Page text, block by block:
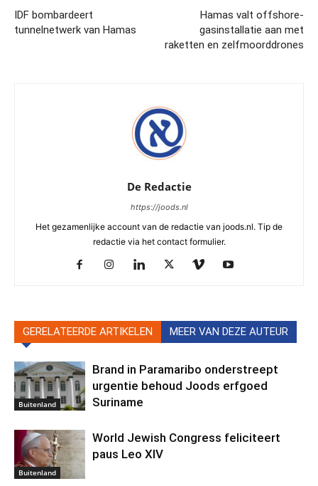
IDF bombardeert
tunnelnetwerk van Hamas
Hamas valt offshore-
gasinstallatie aan met
raketten en zelfmoorddrones
De Redactie
https://joods.nl
Het gezamenlijke account van de redactie van joods.nl. Tip de
redactie via het contact formulier.
GERELATEERDE ARTIKELEN MEER VAN DEZE AUTEUR
Buitenland
Brand in Paramaribo onderstreept
urgentie behoud Joods erfgoed
Suriname
Buitenland
World Jewish Congress feliciteert
paus Leo XIV